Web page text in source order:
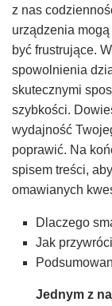
z nas
urządzenia
być frustrujące.
spowolnienia
skutecznymi
szybkości.
wydajność
poprawić. Na
spisem treści,
omawianych
Dlaczego
Jak
Jednym z